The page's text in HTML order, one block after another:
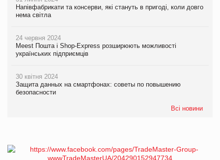
Напівфабрикати та консерви, які стануть в пригоді, коли довго
нема світла
24 червня 2024
Meest Пошта і Shop-Express розширюють можливості
українських підприємців
30 квітня 2024
Защита данных на смартфонах: советы по повышению
безопасности
Всі новини